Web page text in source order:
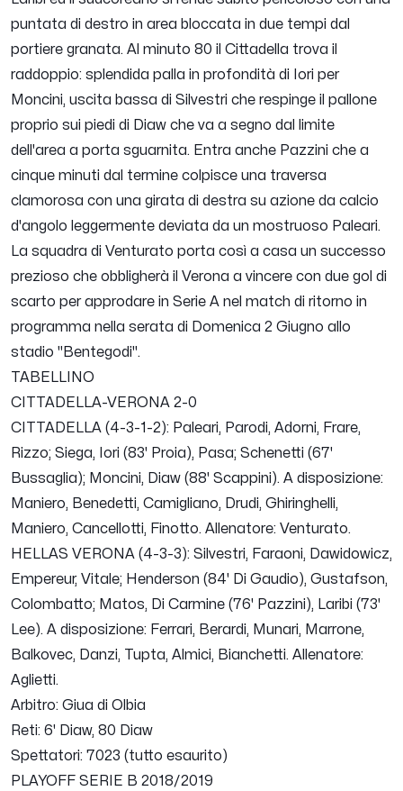
puntata di destro in area bloccata in due tempi dal
portiere granata. Al minuto 80 il Cittadella trova il
raddoppio: splendida palla in profondità di Iori per
Moncini, uscita bassa di Silvestri che respinge il pallone
proprio sui piedi di Diaw che va a segno dal limite
dell'area a porta sguarnita. Entra anche Pazzini che a
cinque minuti dal termine colpisce una traversa
clamorosa con una girata di destra su azione da calcio
d'angolo leggermente deviata da un mostruoso Paleari.
La squadra di Venturato porta così a casa un successo
prezioso che obbligherà il Verona a vincere con due gol di
scarto per approdare in Serie A nel match di ritorno in
programma nella serata di Domenica 2 Giugno allo
stadio "Bentegodi".
TABELLINO
CITTADELLA-VERONA 2-0
CITTADELLA (4-3-1-2): Paleari, Parodi, Adorni, Frare,
Rizzo; Siega, Iori (83' Proia), Pasa; Schenetti (67'
Bussaglia); Moncini, Diaw (88' Scappini). A disposizione:
Maniero, Benedetti, Camigliano, Drudi, Ghiringhelli,
Maniero, Cancellotti, Finotto. Allenatore: Venturato.
HELLAS VERONA (4-3-3): Silvestri, Faraoni, Dawidowicz,
Empereur, Vitale; Henderson (84' Di Gaudio), Gustafson,
Colombatto; Matos, Di Carmine (76' Pazzini), Laribi (73'
Lee). A disposizione: Ferrari, Berardi, Munari, Marrone,
Balkovec, Danzi, Tupta, Almici, Bianchetti. Allenatore:
Aglietti.
Arbitro: Giua di Olbia
Reti: 6' Diaw, 80 Diaw
Spettatori: 7023 (tutto esaurito)
PLAYOFF SERIE B 2018/2019